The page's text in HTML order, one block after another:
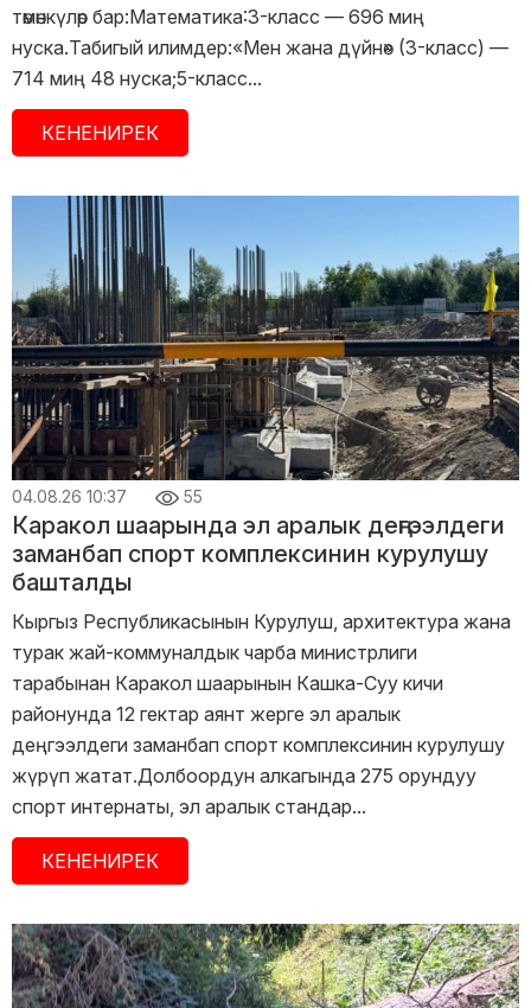
төмөнкүлөр бар:Математика:3-класс — 696 миң
нуска.Табигый илимдер:«Мен жана дүйнө» (3-класс) —
714 миң 48 нуска;5-класс...
КЕНЕНИРЕК
04.08.26 10:37 55
Каракол шаарында эл аралык деңгээлдеги
заманбап спорт комплексинин курулушу
башталды
Кыргыз Республикасынын Курулуш, архитектура жана
турак жай-коммуналдык чарба министрлиги
тарабынан Каракол шаарынын Кашка-Суу кичи
районунда 12 гектар аянт жерге эл аралык
деңгээлдеги заманбап спорт комплексинин курулушу
жүрүп жатат.Долбоордун алкагында 275 орундуу
спорт интернаты, эл аралык стандар...
КЕНЕНИРЕК